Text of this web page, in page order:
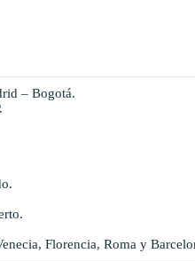
– Bogotá.
Florencia, Roma y